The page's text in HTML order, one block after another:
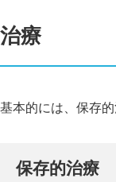
治療
基本的には、保存
保存的治療